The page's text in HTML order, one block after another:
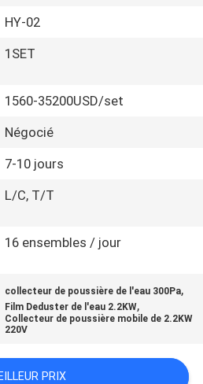
HY-02
1SET
1560-35200USD/set
Négocié
7-10 jours
L/C, T/T
16 ensembles / jour
collecteur de poussière de l'eau 300Pa,
Film Deduster de l'eau 2.2KW,
Collecteur de poussière mobile de 2.2KW
220V
PRIX